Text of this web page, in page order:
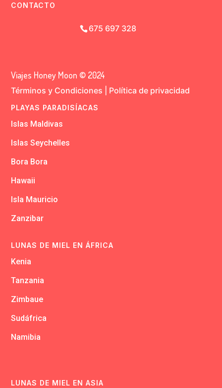
CONTACTO
675 697 328
Viajes Honey Moon © 2024
Términos y Condiciones Política de privacidad
PLAYAS PARADISÍACAS
Islas Maldivas
Islas Seychelles
Bora Bora
Hawaii
Isla Mauricio
Zanzibar
LUNAS DE MIEL EN ÁFRICA
Kenia
Tanzania
Zimbaue
Sudáfrica
Namibia
LUNAS DE MIEL EN ASIA